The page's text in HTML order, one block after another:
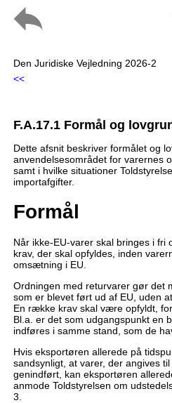
Den Juridiske Vejledning 2026-2
<<
F.A.17.1 Formål og
Dette afsnit beskriver formålet og
anvendelsesområdet for varernes
samt i hvilke situationer
importafgifter.
Formål
Når ikke-EU-varer skal bringes i
krav, der skal opfyldes, inden
omsætning i EU.
Ordningen med returvarer gør det
som er blevet ført ud af EU, uden
En række krav skal være opfyldt,
Bl.a. er det som udgangspunkt en
indføres i samme stand, som de
Hvis eksportøren allerede på
sandsynligt, at varer, der angives
genindført, kan eksportøren
anmode Toldstyrelsen om
3.